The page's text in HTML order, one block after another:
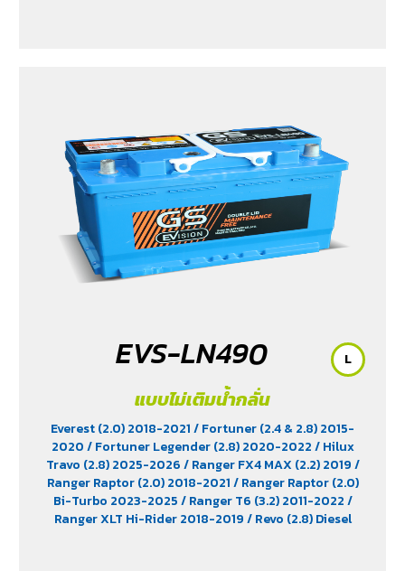
EVS-LN490
แบบไม่เติมน้ำกลั่น
Everest (2.0) 2018-2021/ Fortuner (2.4 & 2.8) 2015-
2020/ Fortuner Legender (2.8) 2020-2022/ Hilux
Travo (2.8) 2025-2026/ Ranger FX4 MAX (2.2) 2019/
Ranger Raptor (2.0) 2018-2021/ Ranger Raptor (2.0)
Bi-Turbo 2023-2025/ Ranger T6 (3.2) 2011-2022/
Ranger XLT Hi-Rider 2018-2019/ Revo (2.8) Diesel
L